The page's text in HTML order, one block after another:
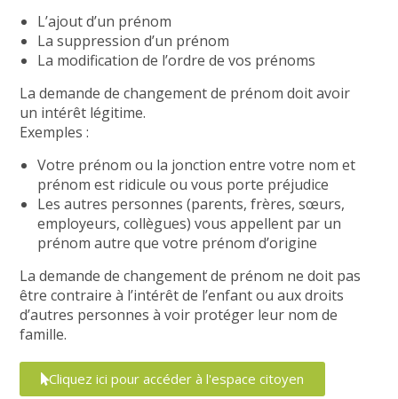
L’ajoutd’un prénom
La suppression d’un prénom
La modification de l’ordre de vos prénoms
La demande de changement de prénom doit avoir
un intérêt légitime.
Exemples :
Votre prénom ou la jonction entre votre nom et
prénom est ridicule ou vous porte préjudice
Les autres personnes (parents, frères, sœurs,
employeurs, collègues) vous appellent par un
prénom autre que votre prénom d’origine
La demande de changement de prénom ne doit pas
être contraire à l’intérêt de l’enfantou auxdroits
d’autres personnes à voir protéger leur nom de
famille.
Cliquez ici pour accéder à l'espace citoyen